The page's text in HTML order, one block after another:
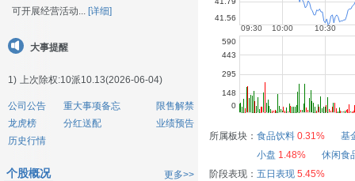
可开展经营活动... [详细]
大事提醒
1) 上次除权:10派10.13(2026-06-04)
公司公告 重大事项备忘
限售解禁
龙虎榜
分红送配
业绩预告
历史行情
更多>>
个股概况
所属板块： 食品饮料 0.31%
基
小盘 1.48%
休闲食
阶段表现： 五日表现 5.45%